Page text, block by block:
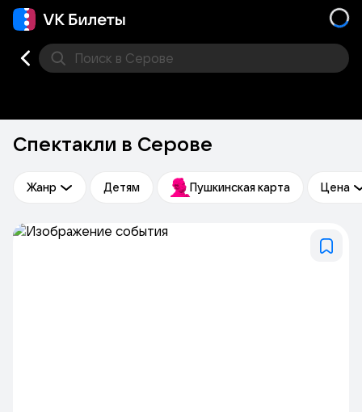
Поиск в Серове
Спектакли в Серове
Жанр Детям Пушкинская карта Цена